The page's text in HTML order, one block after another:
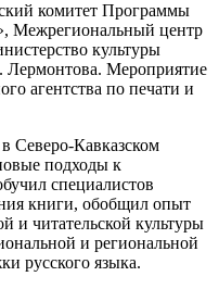
комитет Программы
Межрегиональный центр
культуры
Мероприятие
агентства по печати и
Северо-Кавказском
подходы к
специалистов
книги, обобщил опыт
и читательской культуры
и региональной
русского языка.